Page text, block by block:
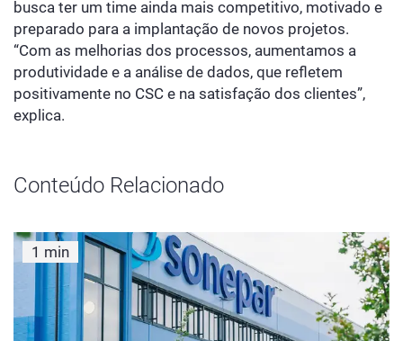
busca ter um time ainda mais competitivo, motivado e
preparado para a implantação de novos projetos.
“Com as melhorias dos processos, aumentamos a
produtividade e a análise de dados, que refletem
positivamente no CSC e na satisfação dos clientes”,
explica.
Conteúdo Relacionado
1 min